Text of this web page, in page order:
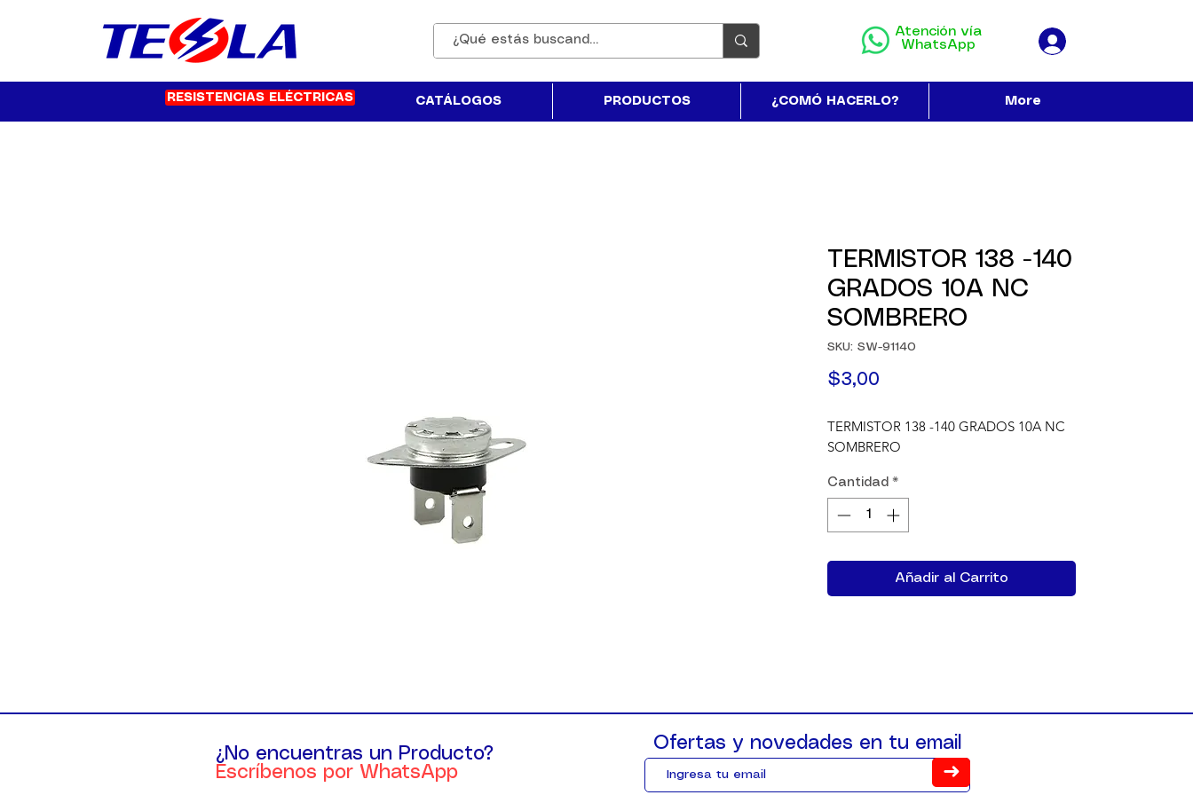
Atención vía
WhatsApp
RESISTENCIAS ELÉCTRICAS CATÁLOGOS PRODUCTOS ¿COMÓ HACERLO? More
TERMISTOR 138 -140
GRADOS 10A NC
SOMBRERO
SKU: SW-91140
$3,00
TERMISTOR 138 -140 GRADOS 10A NC
SOMBRERO
Cantidad *
Añadir al Carrito
¿No encuentras un Producto?
Escríbenos por WhatsApp
Ofertas y novedades en tu email
➜